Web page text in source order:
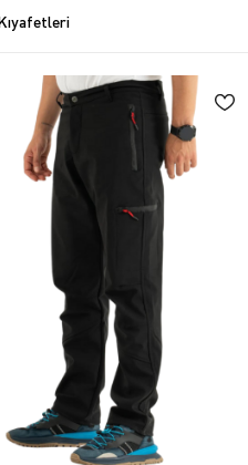
trekking, yürüyüş, koşu,
hem de günlük giyimde şıklığı
kombin edilebilir. İhtiyaca göre
alanı sunar. Outdoor